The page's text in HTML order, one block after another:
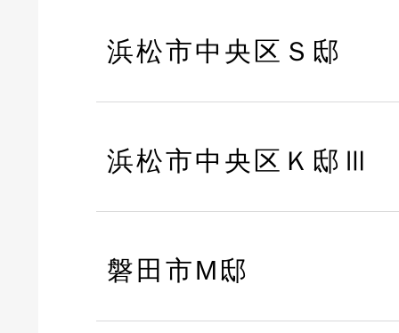
浜松市中央区Ｓ邸
浜松市中央区Ｋ邸Ⅲ
磐田市M邸